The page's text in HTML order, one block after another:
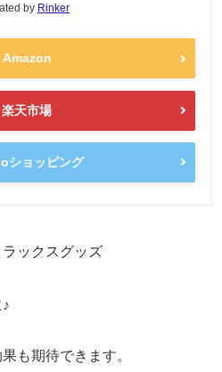
by Rinker
Amazon
楽天市場
ショッピング
ックスグッズ
も期待できます。